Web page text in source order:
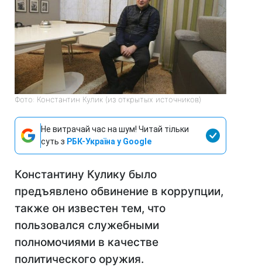
Фото: Константин Кулик (из открытых источников)
Не витрачай час на шум! Читай тільки
суть з РБК-Україна у Google
Константину Кулику было
предъявлено обвинение в коррупции,
также он известен тем, что
пользовался служебными
полномочиями в качестве
политического оружия.